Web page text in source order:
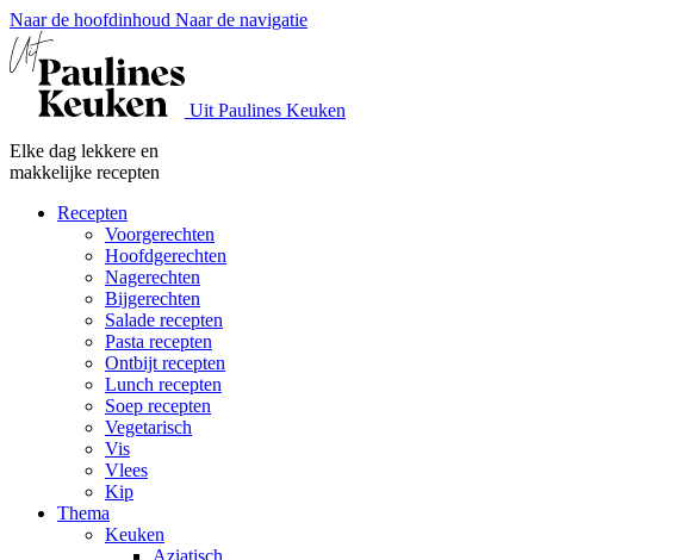
Naar de hoofdinhoud Naar de navigatie
Uit Paulines Keuken
Elke dag lekkere en
makkelijke recepten
Recepten
Voorgerechten
Hoofdgerechten
Nagerechten
Bijgerechten
Salade recepten
Pasta recepten
Ontbijt recepten
Lunch recepten
Soep recepten
Vegetarisch
Vis
Vlees
Kip
Thema
Keuken
Aziatisch